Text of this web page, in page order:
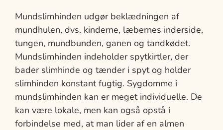
Mundslimhinden udgør beklædningen af
mundhulen, dvs. kinderne, læbernes inderside,
tungen, mundbunden, ganen og tandkødet.
Mundslimhinden indeholder spytkirtler, der
bader slimhinde og tænder i spyt og holder
slimhinden konstant fugtig. Sygdomme i
mundslimhinden kan er meget individuelle. De
kan være lokale, men kan også opstå i
forbindelse med, at man lider af en almen